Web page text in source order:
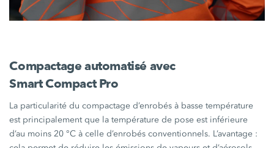
Compactage automatisé avec
Smart Compact Pro
La particularité du compactage d’enrobés à basse température
est principalement que la température de pose est inférieure
d’au moins20 °C à celle d’enrobés conventionnels. L’avantage :